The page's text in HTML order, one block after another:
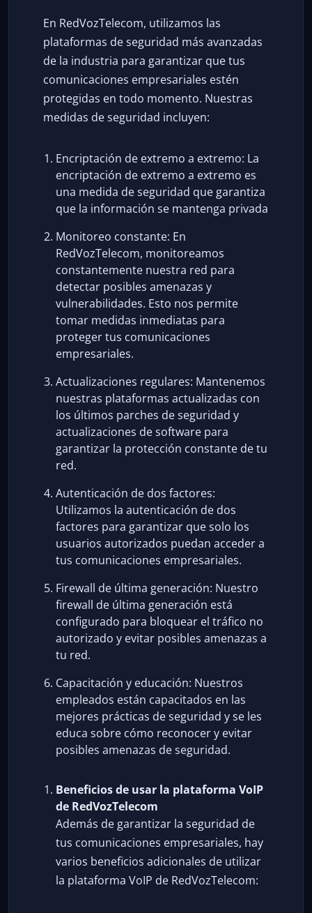
En RedVozTelecom, utilizamos las
plataformas de seguridad más avanzadas
de la industria para garantizar que tus
comunicaciones empresariales estén
protegidas en todo momento. Nuestras
medidas de seguridad incluyen:
Encriptación de extremo a extremo: La
encriptación de extremo a extremo es
una medida de seguridad que garantiza
que la información se mantenga privada
Monitoreo constante: En
RedVozTelecom, monitoreamos
constantemente nuestra red para
detectar posibles amenazas y
vulnerabilidades. Esto nos permite
tomar medidas inmediatas para
proteger tus comunicaciones
empresariales.
Actualizaciones regulares: Mantenemos
nuestras plataformas actualizadas con
los últimos parches de seguridad y
actualizaciones de software para
garantizar la protección constante de tu
red.
Autenticación de dos factores:
Utilizamos la autenticación de dos
factores para garantizar que solo los
usuarios autorizados puedan acceder a
tus comunicaciones empresariales.
Firewall de última generación: Nuestro
firewall de última generación está
configurado para bloquear el tráfico no
autorizado y evitar posibles amenazas a
tu red.
Capacitación y educación: Nuestros
empleados están capacitados en las
mejores prácticas de seguridad y se les
educa sobre cómo reconocer y evitar
posibles amenazas de seguridad.
Beneficios de usar la plataforma VoIP
de RedVozTelecom
Además de garantizar la seguridad de
tus comunicaciones empresariales, hay
varios beneficios adicionales de utilizar
la plataforma VoIP de RedVozTelecom: